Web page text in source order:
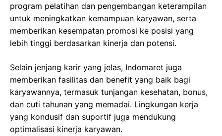
program pelatihan dan pengembangan keterampilan
untuk meningkatkan kemampuan karyawan, serta
memberikan kesempatan promosi ke posisi yang
lebih tinggi berdasarkan kinerja dan potensi.
Selain jenjang karir yang jelas, Indomaret juga
memberikan fasilitas dan benefit yang baik bagi
karyawannya, termasuk tunjangan kesehatan, bonus,
dan cuti tahunan yang memadai. Lingkungan kerja
yang kondusif dan suportif juga mendukung
optimalisasi kinerja karyawan.